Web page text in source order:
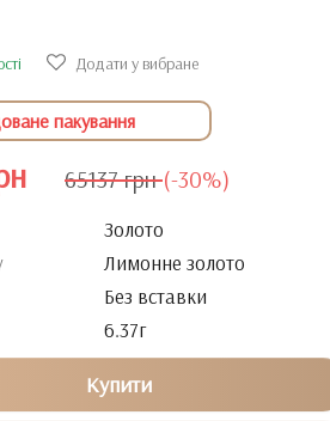
Додати у вибране
пакування
65137 грн (-30%)
Золото
Лимонне золото
Без вставки
6.37г
Купити